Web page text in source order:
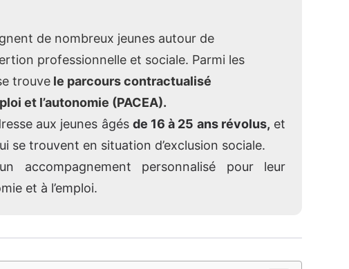
de nombreux jeunes autour de
professionnelle et sociale. Parmi les
trouve le parcours contractualisé
et l’autonomie (PACEA).
aux jeunes âgés de 16 à 25 ans révolus, et
se trouvent en situation d’exclusion sociale.
accompagnement personnalisé pour leur
et à l’emploi.